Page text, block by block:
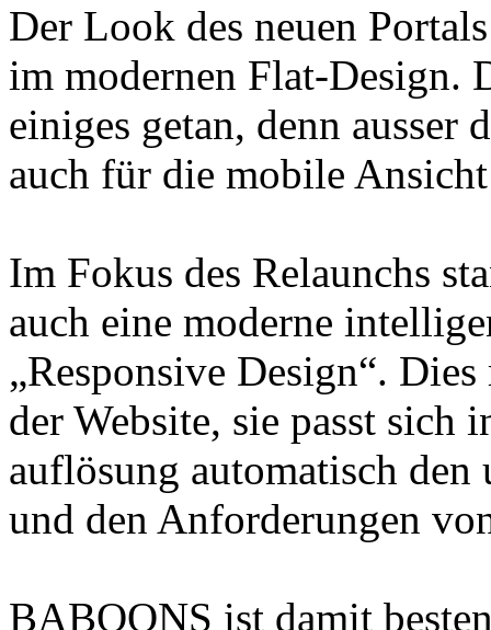
Der Look des neuen
im modernen Flat-Design.
einiges getan, denn ausser
auch für die mobile
Im Fokus des Relaunchs
auch eine moderne
„Responsive Design“.
der Website, sie passt
auflösung automatisch
und den Anforderungen
BABOONS ist damit